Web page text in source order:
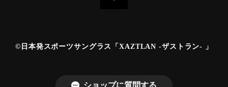
©︎日本発スポーツサングラス「XAZTLAN -ザストラン- 」
ショップに質問する